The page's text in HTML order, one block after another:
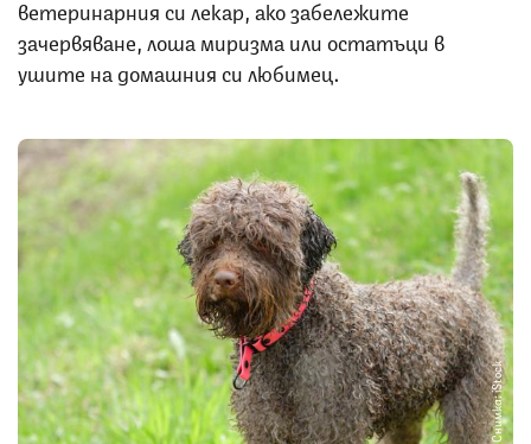
ветеринарния си лекар, ако забележите
зачервяване, лоша миризма или остатъци в
ушите на домашния си любимец.
Снимка: iStock